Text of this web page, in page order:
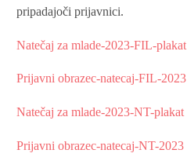
pripadajoči prijavnici.
Natečaj za mlade-2023-FIL-plakat
Prijavni obrazec-natecaj-FIL-2023
Natečaj za mlade-2023-NT-plakat
Prijavni obrazec-natecaj-NT-2023